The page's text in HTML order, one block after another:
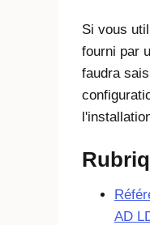
Si vous
fourni par
faudra
AD